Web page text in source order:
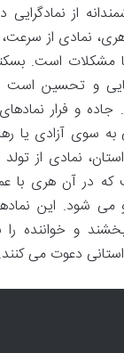
از نمادگرایی
نمادی از
مشکلات است.
و تحسین است
جاده و فرار
به سوی آزادی یا
نمادی از
که در آن هری با
شود. این
و خواننده را
دعوت می کنند.